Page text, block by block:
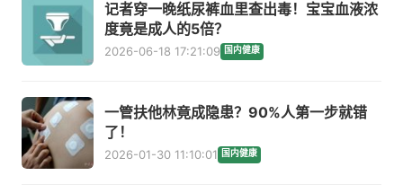
记者穿一晚纸尿裤血里查出毒！宝宝血液浓
度竟是成人的5倍？
2026-06-18 17:21:09 国内健康
一管扶他林竟成隐患？90%人第一步就错
了！
2026-01-30 11:10:01 国内健康